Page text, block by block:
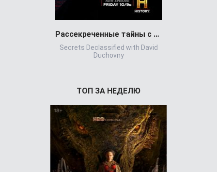
Рассекреченные тайны с Дэвидом Духовны
Secrets Declassified with David
Duchovny
ТОП ЗА НЕДЕЛЮ